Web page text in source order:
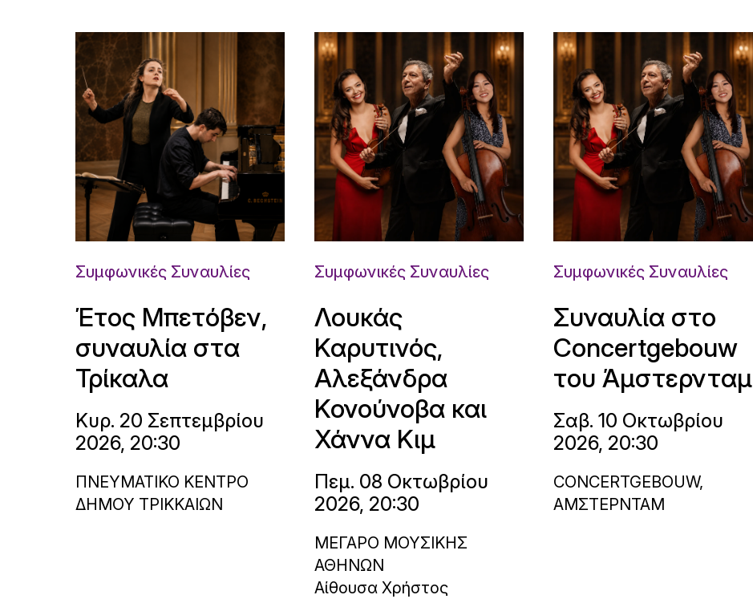
Συμφωνικές Συναυλίες
Έτος Μπετόβεν,
συναυλία στα
Τρίκαλα
Κυρ. 20 Σεπτεμβρίου
2026, 20:30
ΠΝΕΥΜΑΤΙΚΟ ΚΕΝΤΡΟ
ΔΗΜΟΥ ΤΡΙΚΚΑΙΩΝ
Συμφωνικές Συναυλίες
Λουκάς
Καρυτινός,
Αλεξάνδρα
Κονούνοβα και
Χάννα Κιμ
Πεμ. 08 Οκτωβρίου
2026, 20:30
ΜΕΓΑΡΟ ΜΟΥΣΙΚΗΣ
ΑΘΗΝΩΝ
Αίθουσα Χρήστος
Συμφωνικές Συναυλίες
Συναυλία στο
Concertgebouw
του Άμστερνταμ
Σαβ. 10 Οκτωβρίου
2026, 20:30
CONCERTGEBOUW,
ΑΜΣΤΕΡΝΤΑΜ